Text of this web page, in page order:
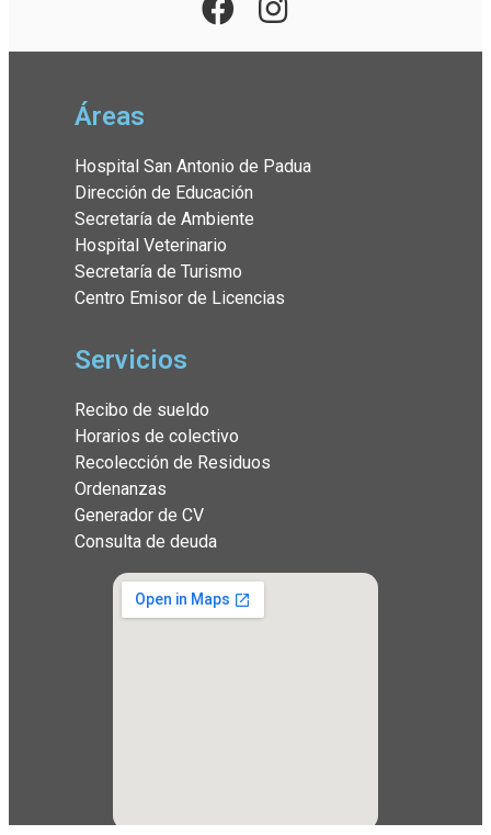
Áreas
Hospital San Antonio de Padua
Dirección de Educación
Secretaría de Ambiente
Hospital Veterinario
Secretaría de Turismo
Centro Emisor de Licencias
Servicios
Recibo de sueldo
Horarios de colectivo
Recolección de Residuos
Ordenanzas
Generador de CV
Consulta de deuda